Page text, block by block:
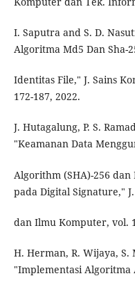
I. Saputra and S. D.
Algoritma Md5 Dan Sha-
Identitas File," J. Sains
172-187, 2022.
J. Hutagalung, P. S.
"Keamanan Data
Algorithm (SHA)-256 dan
pada Digital Signature,"
dan Ilmu Komputer, vol.
H. Herman, R. Wijaya,
"Implementasi Algoritma